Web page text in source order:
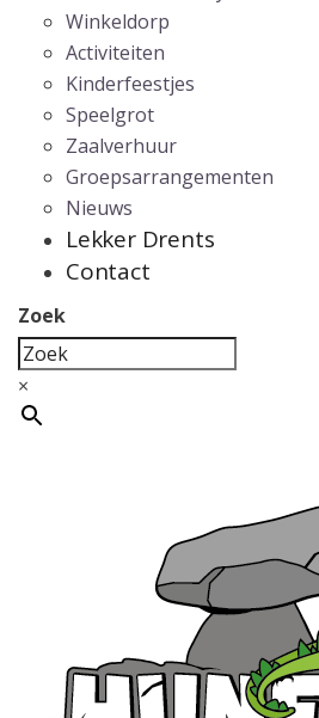
Winkeldorp
Activiteiten
Kinderfeestjes
Speelgrot
Zaalverhuur
Groepsarrangementen
Nieuws
Lekker Drents
Contact
Zoek
×